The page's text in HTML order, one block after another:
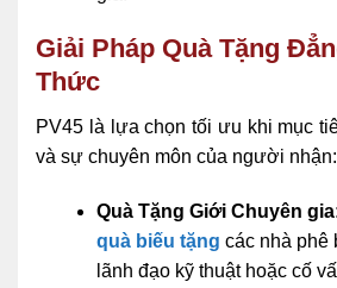
Giải Pháp Quà Tặng
Thức
PV45 là lựa chọn tối ưu khi mục
và sự chuyên môn của người nhận:
Quà Tặng Giới Chuyên
quà biếu tặng các nhà phê
lãnh đạo kỹ thuật hoặc cố